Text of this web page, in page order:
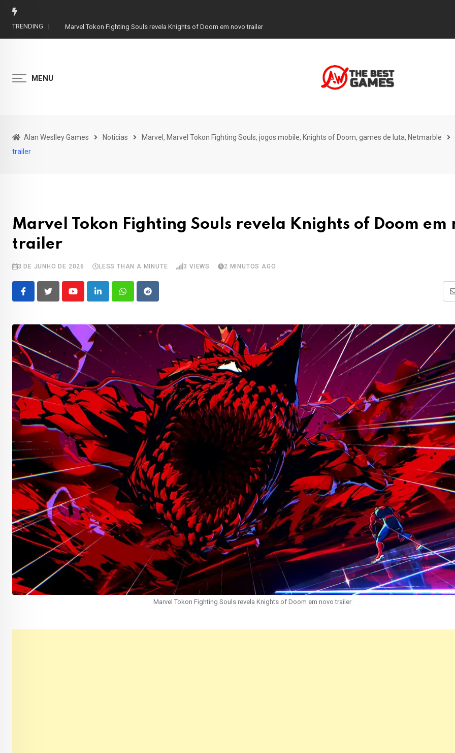
Skip
TRENDING Marvel Tokon Fighting Souls revela Knights of Doom em novo trailer
MENU
Alan Weslley Games Noticias Marvel, Marvel Tokon Fighting Souls, jogos mobile, Knights of Doom, games de luta, Netmarble
trailer
Marvel Tokon Fighting Souls revela Knights of Doom em
trailer
3 DE JUNHO DE 2026 LESS THAN A MINUTE 3 VIEWS 2 MINUTOS AGO
YoutubeLinkedInWhatsappReddit
Marvel Tokon Fighting Souls revela Knights of Doom em novo trailer